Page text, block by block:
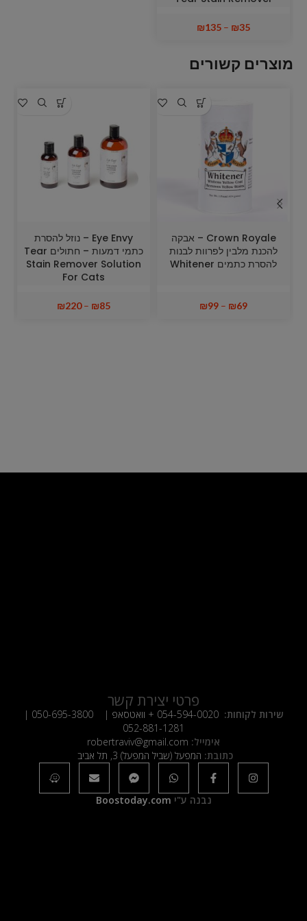
Cats₪35
–
₪135
מוצרים קשורים
Crown Royale – אבקה
להכנת מלבין לפרוות לבנות
להסרת כתמים Whitener
₪69
–
₪99
Eye Envy – נוזל להסרת
כתמי דמעות – חתולים Tear
Stain Remover Solution
For Cats
₪85
–
₪220
פרטי יצירת קשר
שירות לקוחות: 054-594-0020 + וואטסאפ | 050-695-3800
|
052-881-1281
אימייל: robertraviv@gmail.com
כתובת: המפעל (שביל המפעל) 3, תל אביב
נבנה ע"י Boostoday.com